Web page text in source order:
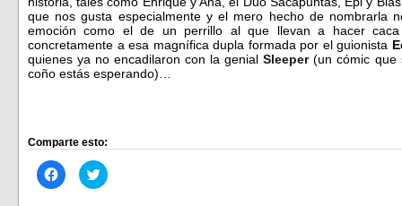
que nos gusta especialmente y el mero hecho de nombrarla
emoción como el de un perrillo al que llevan a hacer
concretamente a esa magnífica dupla formada por el guionista
quienes ya no encadilaron con la genialSleeper(un cómic que
coño estás esperando)…
Comparte esto:
Haz
clic
Haz
clic